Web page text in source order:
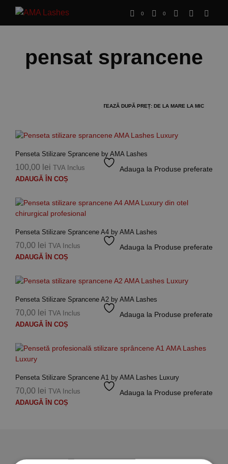
0 0
pensat sprancene
Adauga la Produse preferate
Penseta Stilizare Sprancene by AMA Lashes
100,00 lei TVA Inclus
ADAUGĂ ÎN COȘ
Adauga la Produse preferate
Penseta Stilizare Sprancene A4 by AMA Lashes
70,00 lei TVA Inclus
ADAUGĂ ÎN COȘ
Adauga la Produse preferate
Penseta Stilizare Sprancene A2 by AMA Lashes
70,00 lei TVA Inclus
ADAUGĂ ÎN COȘ
Adauga la Produse preferate
Penseta Stilizare Sprancene A1 by AMA Lashes Luxury
70,00 lei TVA Inclus
ADAUGĂ ÎN COȘ